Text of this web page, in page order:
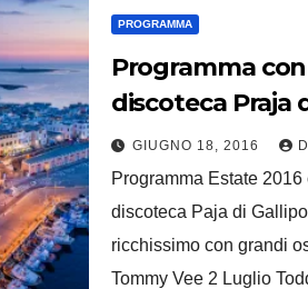
PROGRAMMA
Programma
discoteca Praja
2016
GIUGNO 18, 2016
Programma Estate
discoteca Paja di
ricchissimo con grandi
Tommy Vee 2 Luglio